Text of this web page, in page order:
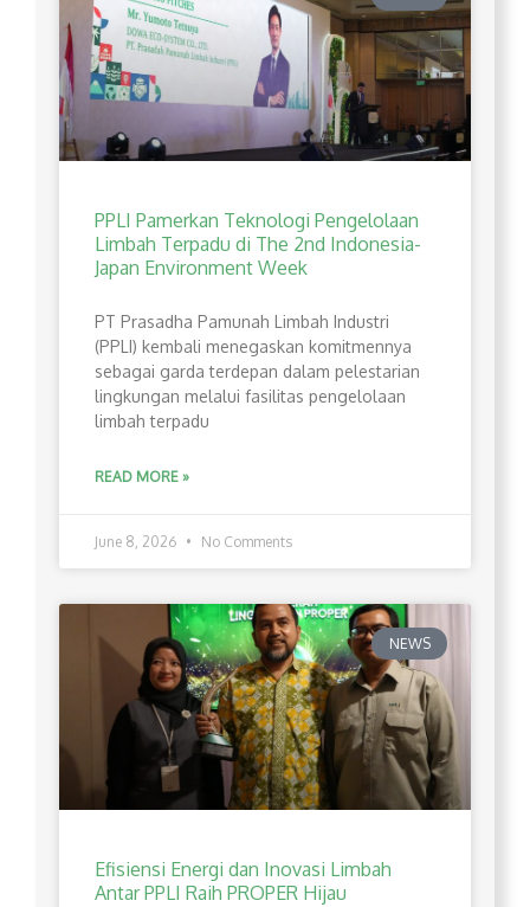
PPLI Pamerkan Teknologi Pengelolaan
Limbah Terpadu di The 2nd Indonesia-
Japan Environment Week
PT Prasadha Pamunah Limbah Industri
(PPLI) kembali menegaskan komitmennya
sebagai garda terdepan dalam pelestarian
lingkungan melalui fasilitas pengelolaan
limbah terpadu
READ MORE »
June 8, 2026 No Comments
NEWS
Efisiensi Energi dan Inovasi Limbah
Antar PPLI Raih PROPER Hijau